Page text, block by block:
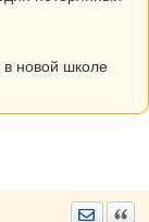
новой школе